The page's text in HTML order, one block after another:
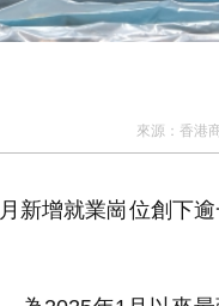
來源： 香港
新增就業崗位創下逾